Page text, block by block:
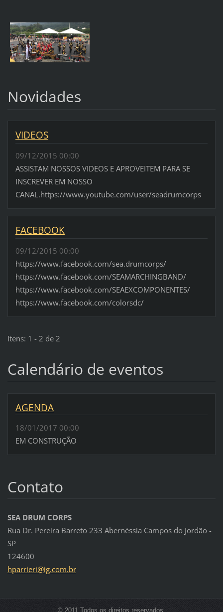
Novidades
VIDEOS
09/12/2015 00:00
ASSISTAM NOSSOS VIDEOS E APROVEITEM PARA SE
INSCREVER EM NOSSO
CANAL.https://www.youtube.com/user/seadrumcorps
FACEBOOK
09/12/2015 00:00
https://www.facebook.com/sea.drumcorps/
https://www.facebook.com/SEAMARCHINGBAND/
https://www.facebook.com/SEAEXCOMPONENTES/
https://www.facebook.com/colorsdc/
Itens: 1 - 2 de 2
Calendário de eventos
AGENDA
18/01/2017 00:00
EM CONSTRUÇÃO
Contato
SEA DRUM CORPS
Rua Dr. Pereira Barreto 233 Abernéssia Campos do Jordão -
SP
124600
hparrieri@ig.com.br
© 2011 Todos os direitos reservados.